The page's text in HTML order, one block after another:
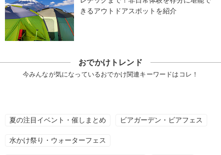
きるアウトドアスポットを紹介
おでかけトレンド
今みんなが気になっているおでかけ関連キーワードはコレ！
夏の注目イベント・催しまとめ ビアガーデン・ビアフェス
水かけ祭り・ウォーターフェス